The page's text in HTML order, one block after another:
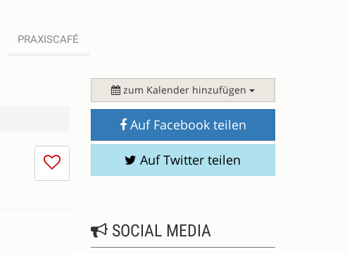
PRAXISCAFÉ
Ich
mag
nicht
zum Kalender hinzufügen
Auf Facebook teilen
Auf Twitter teilen
SOCIAL MEDIA